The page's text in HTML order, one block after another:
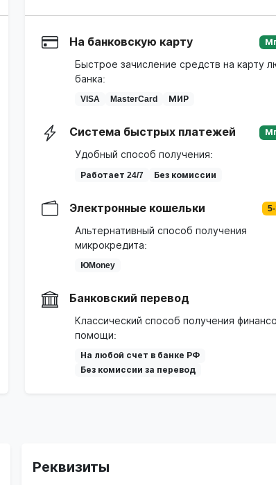
На банковскую карту
Быстрое зачисление средств на карту
банка:
VISA MasterCard МИР
Система быстрых платежей
Удобный способ получения:
Работает 24/7 Без комиссии
Электронные кошельки
Альтернативный способ получения
микрокредита:
ЮMoney
Банковский перевод
Классический способ получения
помощи:
На любой счет в банке РФ
Без комиссии за перевод
Реквизиты